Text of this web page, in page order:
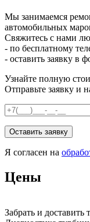
Мы занимаемся
автомобильных
Свяжитесь с нами
- по бесплатному
- оставить заявку в
Узнайте полную
Отправьте заявку и
Я согласен на
Цены
Забрать и доставить